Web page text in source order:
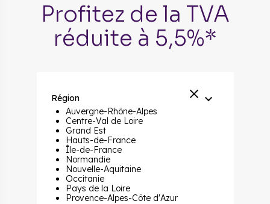
Profitez de la TVA
réduite à 5,5%*
Région
Auvergne-Rhône-Alpes
Centre-Val de Loire
Grand Est
Hauts-de-France
Île-de-France
Normandie
Nouvelle-Aquitaine
Occitanie
Pays de la Loire
Provence-Alpes-Côte d'Azur